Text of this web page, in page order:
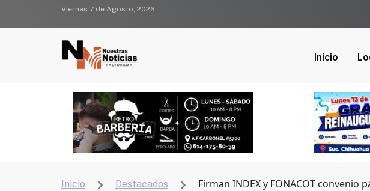
Viernes 7 de Agosto, 2026
Inicio
Inicio  Destacados  Firman INDEX y FONACOT